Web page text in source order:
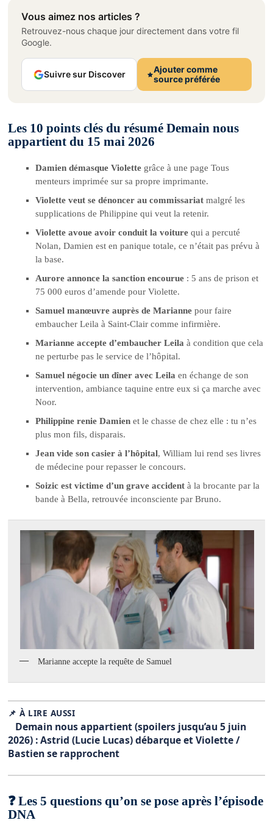
Vous aimez nos articles ?
Retrouvez-nous chaque jour directement dans votre fil
Google.
Suivre sur Discover
Ajouter comme
source préférée
Les 10 points clés du résumé Demain nous
appartient du 15 mai 2026
Damien démasque Violette grâce à une page Tous
menteurs imprimée sur sa propre imprimante.
Violette veut se dénoncer au commissariat malgré les
supplications de Philippine qui veut la retenir.
Violette avoue avoir conduit la voiture qui a percuté
Nolan, Damien est en panique totale, ce n’était pas prévu à
la base.
Aurore annonce la sanction encourue : 5 ans de prison et
75 000 euros d’amende pour Violette.
Samuel manœuvre auprès de Marianne pour faire
embaucher Leila à Saint-Clair comme infirmière.
Marianne accepte d’embaucher Leila à condition que cela
ne perturbe pas le service de l’hôpital.
Samuel négocie un dîner avec Leila en échange de son
intervention, ambiance taquine entre eux si ça marche avec
Noor.
Philippine renie Damien et le chasse de chez elle : tu n’es
plus mon fils, disparais.
Jean vide son casier à l’hôpital, William lui rend ses livres
de médecine pour repasser le concours.
Soizic est victime d’un grave accident à la brocante par la
bande à Bella, retrouvée inconsciente par Bruno.
Marianne accepte la requête de Samuel
📌 À LIRE AUSSI
Demain nous appartient (spoilers jusqu’au 5 juin
2026) : Astrid (Lucie Lucas) débarque et Violette /
Bastien se rapprochent
❓ Les 5 questions qu’on se pose après l’épisode
DNA